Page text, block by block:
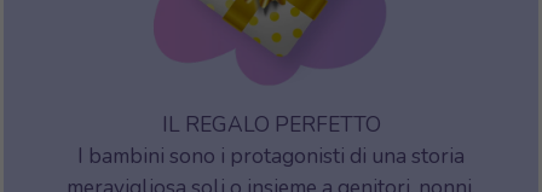
IL REGALO PERFETTO
I bambini sono i protagonisti di una storia